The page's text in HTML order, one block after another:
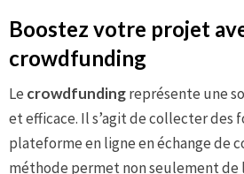
Boostez votre projet
crowdfunding
Le crowdfundingreprésente une
et efficace. Il s’agit de collecter des
plateforme en ligne en échange de
méthode permet non seulement de